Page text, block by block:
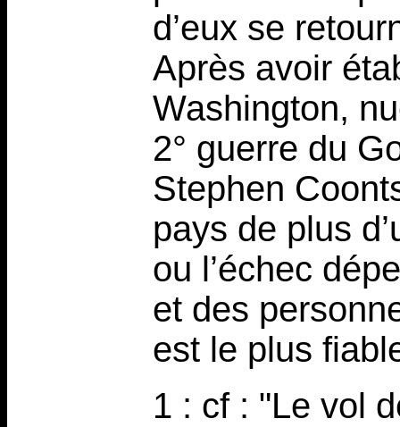
d’eux se
Après avoir
Washington,
2° guerre du
Stephen
pays de plus
ou l’échec
et des
est le plus
1 : cf : "Le vol